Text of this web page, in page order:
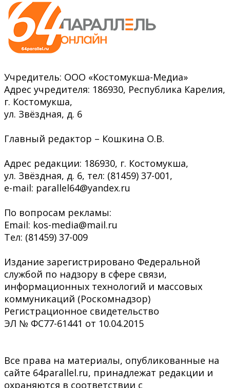
Учредитель: ООО «Костомукша-Медиа»
Адрес учредителя: 186930, Республика Карелия,
г. Костомукша,
ул. Звёздная, д. 6
Главный редактор – Кошкина О.В.
Адрес редакции: 186930, г. Костомукша,
ул. Звёздная, д. 6, тел: (81459) 37-001,
e-mail: parallel64@yandex.ru
По вопросам рекламы:
Email: kos-media@mail.ru
Тел: (81459) 37-009
Издание зарегистрировано Федеральной
службой по надзору в сфере связи,
информационных технологий и массовых
коммуникаций (Роскомнадзор)
Регистрационное свидетельство
ЭЛ № ФС77-61441 от 10.04.2015
Все права на материалы, опубликованные на
сайте 64parallel.ru, принадлежат редакции и
охраняются в соответствии с